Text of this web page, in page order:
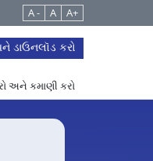
A - A A+
ડાઉનલૉડ કરો
અને કમાણી કરો